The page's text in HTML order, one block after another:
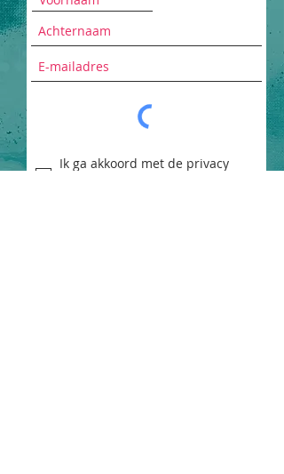
Ik ga akkoord met de privacy
voorwaarden Bekijk de privacy